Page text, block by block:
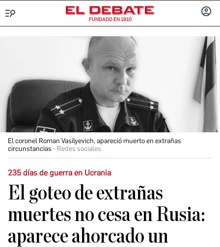
FUNDADO EN 1910
El coronel Roman Vasilyevich, apareció muerto en extrañas
circunstancias
Redes sociales
235 días de guerra en Ucrania
El goteo de extrañas
muertes no cesa en Rusia:
aparece ahorcado un